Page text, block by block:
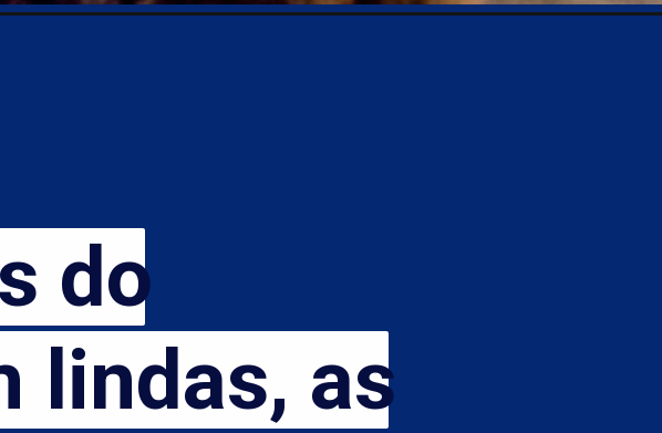
as
do
lindas, as